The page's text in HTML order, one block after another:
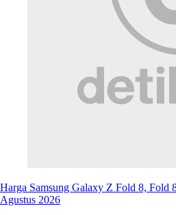
Harga Samsung Galaxy Z Fold 8, Fold
Agustus 2026